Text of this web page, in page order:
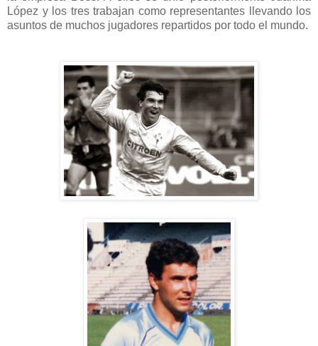
López y los tres trabajan como representantes llevando los
asuntos de muchos jugadores repartidos por todo el mundo.